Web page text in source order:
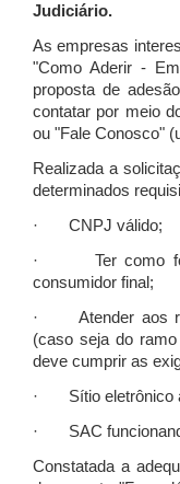
Judiciário.
As empresas
"Como Aderir -
proposta de
contatar por meio
ou "Fale Conosco"
Realizada a
determinados
· CNPJ válido;
· Ter como foco
consumidor final;
· Atender aos
(caso seja do
deve cumprir as
· Sítio eletrônico
· SAC
Constatada a